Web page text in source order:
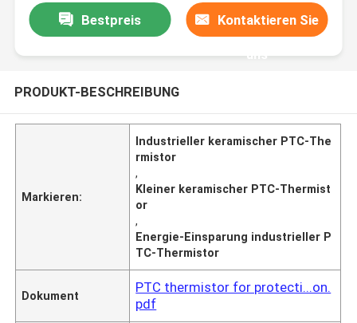
Bestpreis Kontaktieren Sie
uns
PRODUKT-BESCHREIBUNG
Markieren:
Industrieller keramischer PTC-The
rmistor
,
Kleiner keramischer PTC-Thermist
or
,
Energie-Einsparung industrieller P
TC-Thermistor
Dokument
PTC thermistor for protecti...on.
pdf